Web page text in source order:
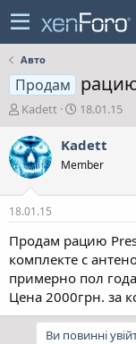
Авто
Продам
А
т
о
р
е
м
и
Kadett
Д
т
с
р
н
н
я
18.01.15
Kadett
Member
18.01.15
Продам рацию
комплекте с
примерно пол
Цена 2000грн. за
Ви повинні